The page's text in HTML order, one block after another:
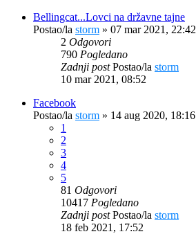
Bellingcat...Lovci na državne tajne
Postao/la storm » 07 mar 2021, 22:42
2 Odgovori
790 Pogledano
Zadnji postPostao/la storm
10 mar 2021, 08:52
Facebook
Postao/la storm » 14 aug 2020, 18:16
1
2
3
4
5
81 Odgovori
10417 Pogledano
Zadnji postPostao/la storm
18 feb 2021, 17:52